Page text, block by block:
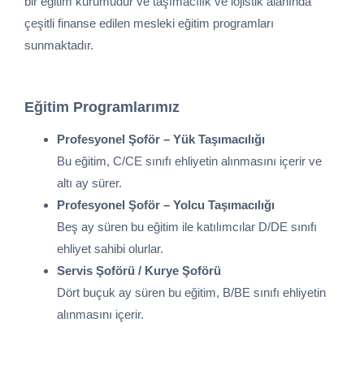
çeşitli finanse edilen mesleki eğitim programları
sunmaktadır.
Eğitim Programlarımız
Profesyonel Şoför – Yük Taşımacılığı
Bu eğitim, C/CE sınıfı ehliyetin alınmasını içerir ve
altı ay sürer.
Profesyonel Şoför – Yolcu Taşımacılığı
Beş ay süren bu eğitim ile katılımcılar D/DE sınıfı
ehliyet sahibi olurlar.
Servis Şoförü / Kurye Şoförü
Dört buçuk ay süren bu eğitim, B/BE sınıfı ehliyetin
alınmasını içerir.